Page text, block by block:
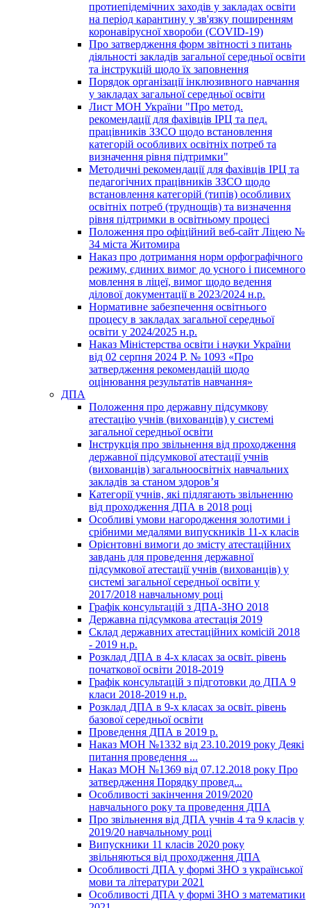
протиепідемічних заходів у закладах освіти
на період карантину у зв'язку поширенням
коронавірусної хвороби (COVID-19)
Про затвердження форм звітності з питань
діяльності закладів загальної середньої освіти
та інструкцій щодо їх заповнення
Порядок організації інклюзивного навчання
у закладах загальної середньої освіти
Лист МОН України "Про метод.
рекомендації для фахівців ІРЦ та пед.
працівників ЗЗСО щодо встановлення
категорій особливих освітніх потреб та
визначення рівня підтримки"
Методичні рекомендації для фахівців ІРЦ та
педагогічних працівників ЗЗСО щодо
встановлення категорій (типів) особливих
освітніх потреб (труднощів) та визначення
рівня підтримки в освітньому процесі
Положення про офіційний веб-сайт Ліцею №
34 міста Житомира
Наказ про дотримання норм орфографічного
режиму, єдиних вимог до усного і писемного
мовлення в ліцеї, вимог щодо ведення
ділової документації в 2023/2024 н.р.
Нормативне забезпечення освітнього
процесу в закладах загальної середньої
освіти у 2024/2025 н.р.
Наказ Міністерства освіти і науки України
від 02 серпня 2024 Р. № 1093 «Про
затвердження рекомендацій щодо
оцінювання результатів навчання»
ДПА
Положення про державну підсумкову
атестацію учнів (вихованців) у системі
загальної середньої освіти
Інструкція про звільнення від проходження
державної підсумкової атестації учнів
(вихованців) загальноосвітніх навчальних
закладів за станом здоров’я
Категорії учнів, які підлягають звільненню
від проходження ДПА в 2018 році
Особливі умови нагородження золотими і
срібними медалями випускників 11-х класів
Орієнтовні вимоги до змісту атестаційних
завдань для проведення державної
підсумкової атестації учнів (вихованців) у
системі загальної середньої освіти у
2017/2018 навчальному році
Графік консультацій з ДПА-ЗНО 2018
Державна підсумкова атестація 2019
Склад державних атестаційних комісій 2018
- 2019 н.р.
Розклад ДПА в 4-х класах за освіт. рівень
початкової освіти 2018-2019
Графік консультацій з підготовки до ДПА 9
класи 2018-2019 н.р.
Розклад ДПА в 9-х класах за освіт. рівень
базової середньої освіти
Проведення ДПА в 2019 р.
Наказ МОН №1332 від 23.10.2019 року Деякі
питання проведення ...
Наказ МОН №1369 від 07.12.2018 року Про
затвердження Порядку провед...
Особливості закінчення 2019/2020
навчального року та проведення ДПА
Про звільнення від ДПА учнів 4 та 9 класів у
2019/20 навчальному році
Випускники 11 класів 2020 року
звільняються від проходження ДПА
Особливості ДПА у формі ЗНО з української
мови та літератури 2021
Особливості ДПА у формі ЗНО з математики